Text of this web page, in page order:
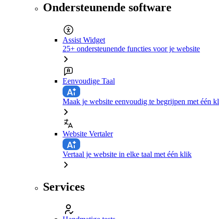
Ondersteunende software
Assist Widget
25+ ondersteunende functies voor je website
Eenvoudige Taal
Maak je website eenvoudig te begrijpen met één
Website Vertaler
Vertaal je website in elke taal met één klik
Services